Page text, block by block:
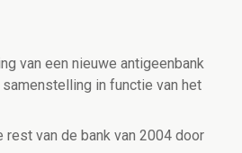
van een nieuwe antigeenbank
in functie van het
rest van de bank van 2004 door